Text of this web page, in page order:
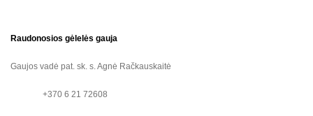
Raudonosios gėlelės gauja
Gaujos vadė pat. sk. s. Agnė Račkauskaitė
+370 6 21 72608